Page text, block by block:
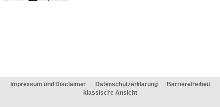
Impressum und Disclaimer Datenschutzerklärung
Barrierefreiheit
klassische Ansicht